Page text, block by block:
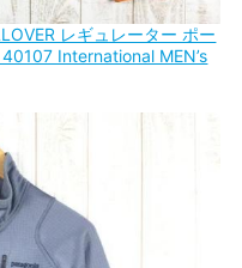
レギュレーター ポー
International MEN’s